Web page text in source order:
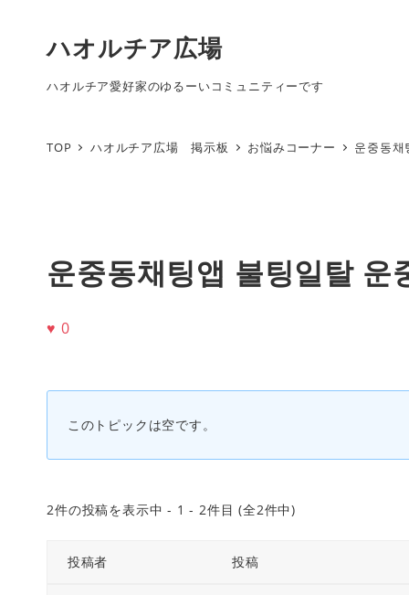
ハオルチア広場
ハオルチア愛好家のゆるーいコミュニティーです
TOP ハオルチア広場 掲示板 お悩みコーナー 운중동채
운중동채팅앱 불팅일탈 운
♥ 0
このトピックは空です。
2件の投稿を表示中 - 1 - 2件目 (全2件中)
投稿者 投稿